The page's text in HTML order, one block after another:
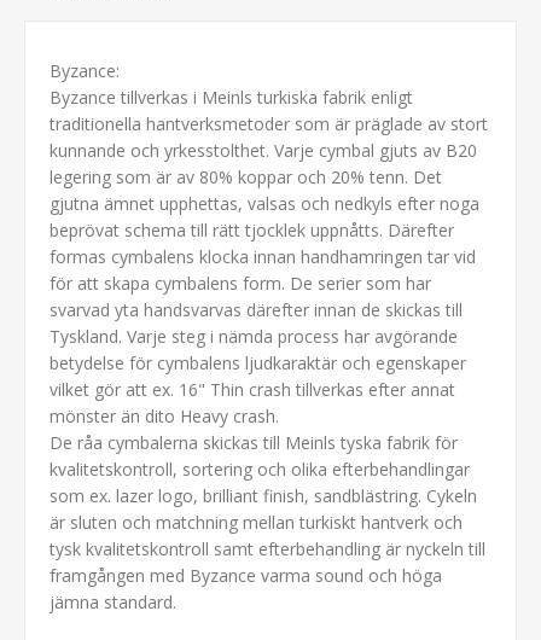
Byzance:
Byzance tillverkas i Meinls turkiska fabrik enligt
traditionella hantverksmetoder som är präglade av stort
kunnande och yrkesstolthet. Varje cymbal gjuts av B20
legering som är av 80% koppar och 20% tenn. Det
gjutna ämnet upphettas, valsas och nedkyls efter noga
beprövat schema till rätt tjocklek uppnåtts. Därefter
formas cymbalens klocka innan handhamringen tar vid
för att skapa cymbalens form. De serier som har
svarvad yta handsvarvas därefter innan de skickas till
Tyskland. Varje steg i nämda process har avgörande
betydelse för cymbalens ljudkaraktär och egenskaper
vilket gör att ex. 16" Thin crash tillverkas efter annat
mönster än dito Heavy crash.
De råa cymbalerna skickas till Meinls tyska fabrik för
kvalitetskontroll, sortering och olika efterbehandlingar
som ex. lazer logo, brilliant finish, sandblästring. Cykeln
är sluten och matchning mellan turkiskt hantverk och
tysk kvalitetskontroll samt efterbehandling är nyckeln till
framgången med Byzance varma sound och höga
jämna standard.